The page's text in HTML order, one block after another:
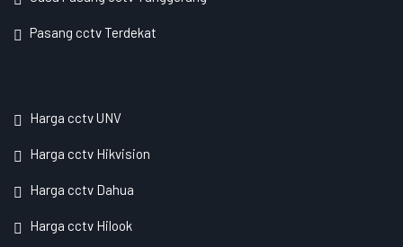
Pasang cctv Terdekat
Harga cctv UNV
Harga cctv Hikvision
Harga cctv Dahua
Harga cctv Hilook